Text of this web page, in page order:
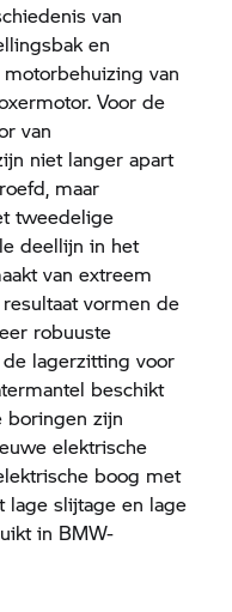
van
en
van
Voor de
van
niet langer apart
maar
tweedelige
deellijn in het
van extreem
vormen de
robuuste
lagerzitting voor
beschikt
boringen zijn
elektrische
boog met
lage slijtage en lage
in BMW-